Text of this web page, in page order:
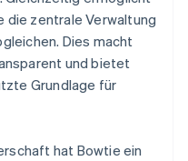
die zentrale Verwaltung
Dies macht
und bietet
Grundlage für
hat Bowtie ein